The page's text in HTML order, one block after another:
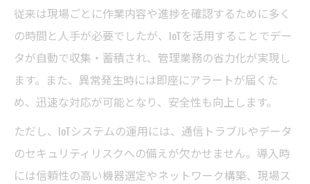
従来は現場ごとに作業内容や進捗を確認するために多く
の時間と人手が必要でしたが、IoTを活用することでデー
タが自動で収集・蓄積され、管理業務の省力化が実現し
ます。また、異常発生時には即座にアラートが届くた
め、迅速な対応が可能となり、安全性も向上します。
ただし、IoTシステムの運用には、通信トラブルやデータ
のセキュリティリスクへの備えが欠かせません。導入時
には信頼性の高い機器選定やネットワーク構築、現場ス